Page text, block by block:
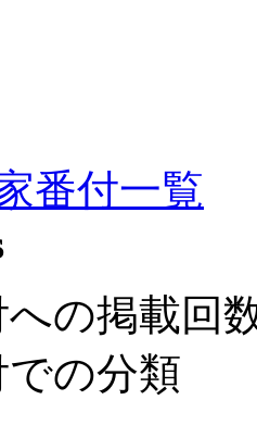
番付一覧
の掲載回
の分類